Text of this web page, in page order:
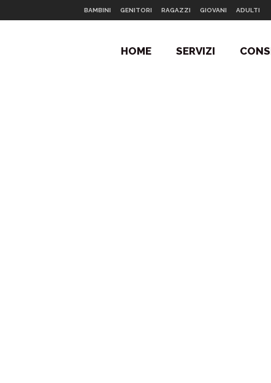
BAMBINI GENITORI RAGAZZI GIOVANI ADULTI
HOME SERVIZI